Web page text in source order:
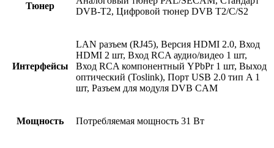
Тюнер
DVB-T2, Цифровой тюнер DVB T2/C/S2
Интерфейсы
LAN разъем (RJ45), Версия HDMI 2.0, Вход
HDMI 2 шт, Вход RCA аудио/видео 1 шт,
Вход RCA компонентный YPbPr 1 шт, Выход
оптический (Toslink), Порт USB 2.0 тип A 1
шт, Разъем для модуля DVB CAM
Мощность Потребляемая мощность 31 Вт